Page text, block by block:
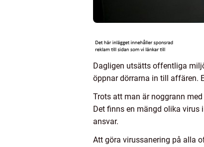
Dagligen utsätts offentliga
öppnar dörrarna in till affären.
Trots att man är noggrann
Det finns en mängd olika virus
ansvar.
Att göra virussanering på alla